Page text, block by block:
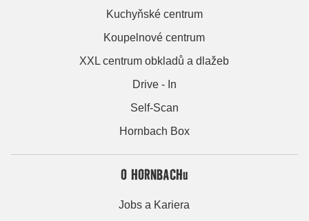
Kuchyňské centrum
Koupelnové centrum
XXL centrum obkladů a dlažeb
Drive - In
Self-Scan
Hornbach Box
O HORNBACHu
Jobs a Kariera